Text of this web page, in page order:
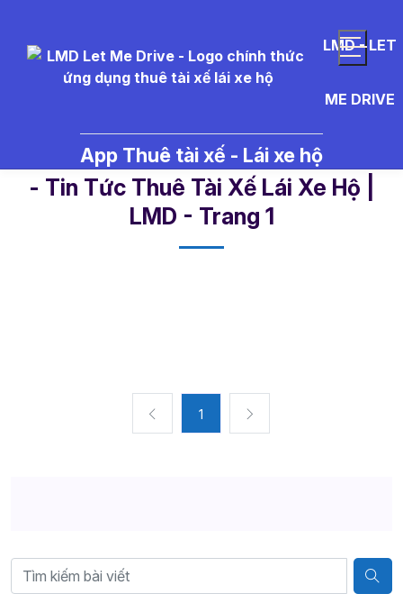
LMD - LET
ME DRIVE
App Thuê tài xế - Lái xe hộ
- Tin Tức Thuê Tài Xế Lái Xe Hộ |
LMD - Trang 1​
1